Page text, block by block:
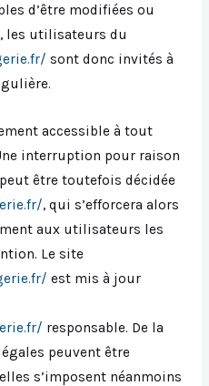
d’être modifiées ou
les utilisateurs du
sont donc invités à
accessible à tout
interruption pour raison
être toutefois décidée
, qui s’efforcera alors
aux utilisateurs les
Le site
est mis à jour
responsable. De la
peuvent être
s’imposent néanmoins